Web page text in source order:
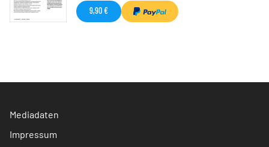
9,90 €
Mediadaten
Impressum